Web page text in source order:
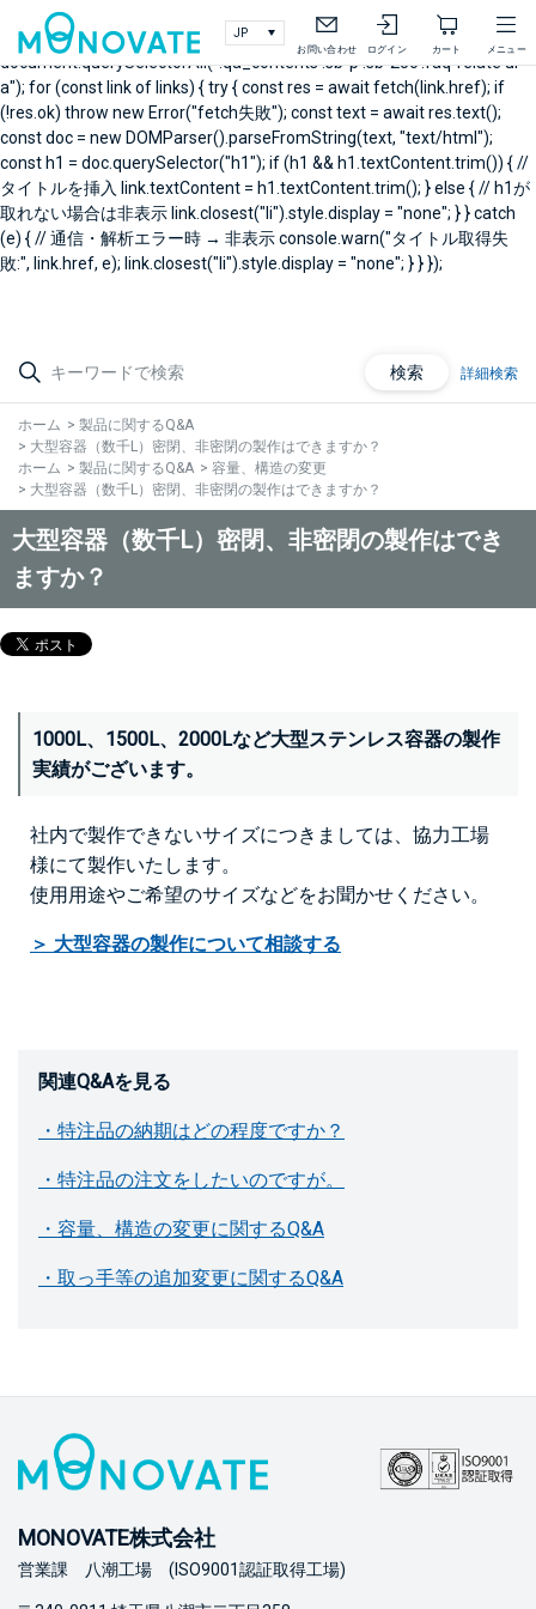
document.addEventListener("DOMContentLoaded", async () => { // 製
品Q&A右メニュー関連Q&A const links =
document.querySelectorAll(".qa_contents .sb-p .sb-25c .faq-relate ul
a"); for (const link of links) { try { const res = await fetch(link.href); if
(!res.ok) throw new Error("fetch失敗"); const text = await res.text();
const doc = new DOMParser().parseFromString(text, "text/html");
const h1 = doc.querySelector("h1"); if (h1 && h1.textContent.trim()) { //
タイトルを挿入 link.textContent = h1.textContent.trim(); } else { // h1が
取れない場合は非表示 link.closest("li").style.display = "none"; } } catch
(e) { // 通信・解析エラー時 → 非表示 console.warn("タイトル取得失
敗:", link.href, e); link.closest("li").style.display = "none"; } } });
お問い合わせ ログイン カート メニュー
検索 詳細検索
ホーム > 製品に関するQ&A
> 大型容器（数千L）密閉、非密閉の製作はできますか？
ホーム > 製品に関するQ&A > 容量、構造の変更
> 大型容器（数千L）密閉、非密閉の製作はできますか？
大型容器（数千L）密閉、非密閉の製作はでき
ますか？
1000L、1500L、2000Lなど大型ステンレス容器の製作
実績がございます。
社内で製作できないサイズにつきましては、協力工場
様にて製作いたします。
使用用途やご希望のサイズなどをお聞かせください。
＞ 大型容器の製作について相談する
関連Q&Aを見る
・特注品の納期はどの程度ですか？
・特注品の注文をしたいのですが。
・容量、構造の変更に関するQ&A
・取っ手等の追加変更に関するQ&A
MONOVATE株式会社
営業課 八潮工場 (ISO9001認証取得工場)